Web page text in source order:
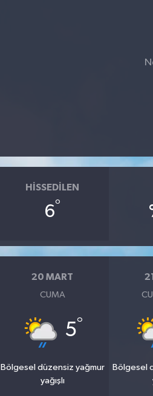
HISSEDILEN
6°
20 MART
CUMA
5°
Bölgesel düzensiz yağmur
yağışlı
Bölgesel